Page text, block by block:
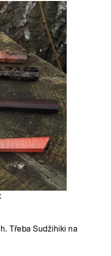
Třeba Sudžihiki na